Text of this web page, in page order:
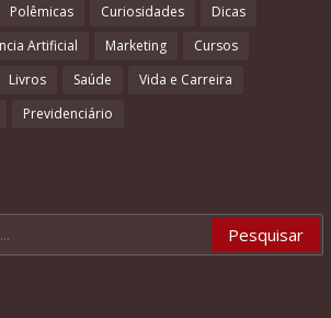
Polêmicas Curiosidades
Dicas
Artificial Marketing
Cursos
Livros Saúde
Vida e Carreira
Previdenciário